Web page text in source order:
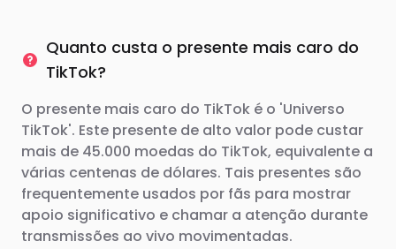
Quanto custa o presente mais caro do
TikTok?
O presente mais caro do TikTok é o 'Universo
TikTok'. Este presente de alto valor pode custar
mais de 45.000 moedas do TikTok, equivalente a
várias centenas de dólares. Tais presentes são
frequentemente usados ​​por fãs para mostrar
apoio significativo e chamar a atenção durante
transmissões ao vivo movimentadas.